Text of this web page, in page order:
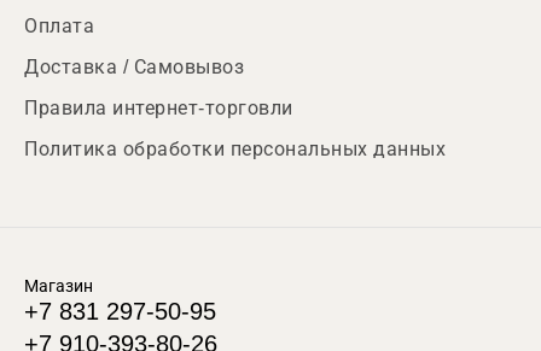
Оплата
Доставка / Самовывоз
Правила интернет-торговли
Политика обработки персональных данных
Магазин
+7 831 297-50-95
+7 910-393-80-26